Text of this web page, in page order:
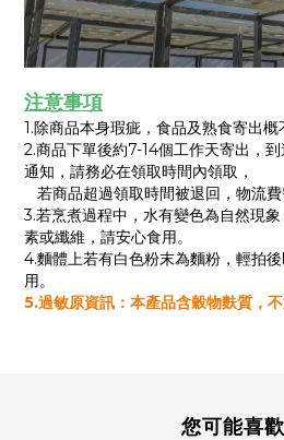
注意事項
1.除商品本身瑕疵，食品及熟食寄出概
2.商品下單後約7-14個工作天寄出，
通知，請務必在領取時間內領取，
若商品超過領取時間被退回，物流費
3.若烹煮過程中，水有變色為自然現
素或纖維，請安心食用。
4.麵體上若有白色粉末為麵粉，輕拍
用。
5.過敏原資訊：本產品含穀物麩質，不
您可能喜